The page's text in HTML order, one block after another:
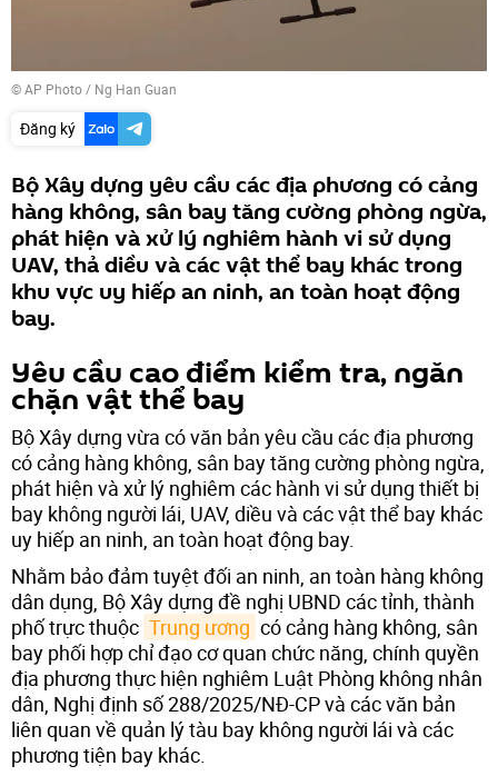
© AP Photo / Ng Han Guan
Đăng ký
Bộ Xây dựng yêu cầu các địa phương có cảng
hàng không, sân bay tăng cường phòng ngừa,
phát hiện và xử lý nghiêm hành vi sử dụng
UAV, thả diều và các vật thể bay khác trong
khu vực uy hiếp an ninh, an toàn hoạt động
bay.
Yêu cầu cao điểm kiểm tra, ngăn
chặn vật thể bay
Bộ Xây dựng vừa có văn bản yêu cầu các địa phương
có cảng hàng không, sân bay tăng cường phòng ngừa,
phát hiện và xử lý nghiêm các hành vi sử dụng thiết bị
bay không người lái, UAV, diều và các vật thể bay khác
uy hiếp an ninh, an toàn hoạt động bay.
Nhằm bảo đảm tuyệt đối an ninh, an toàn hàng không
dân dụng, Bộ Xây dựng đề nghị UBND các tỉnh, thành
phố trực thuộc Trung ương có cảng hàng không, sân
bay phối hợp chỉ đạo cơ quan chức năng, chính quyền
địa phương thực hiện nghiêm Luật Phòng không nhân
dân, Nghị định số 288/2025/NĐ-CP và các văn bản
liên quan về quản lý tàu bay không người lái và các
phương tiện bay khác.